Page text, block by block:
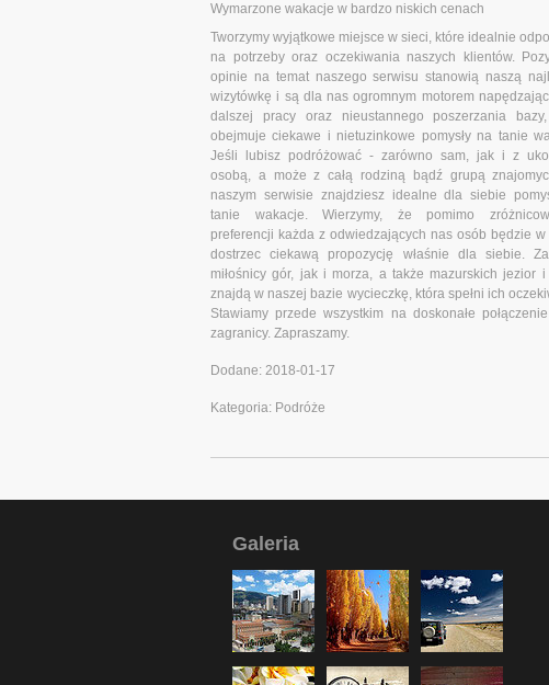
Wymarzone wakacje w bardzo niskich cenach
Tworzymy wyjątkowe miejsce w sieci, które idealnie
na potrzeby oraz oczekiwania naszych klientów.
opinie na temat naszego serwisu stanowią naszą
wizytówkę i są dla nas ogromnym motorem
dalszej pracy oraz nieustannego poszerzania
obejmuje ciekawe i nietuzinkowe pomysły na tanie
Jeśli lubisz podróżować - zarówno sam, jak i z
osobą, a może z całą rodziną bądź grupą
naszym serwisie znajdziesz idealne dla siebie
tanie wakacje. Wierzymy, że pomimo
preferencji każda z odwiedzających nas osób będzie w
dostrzec ciekawą propozycję właśnie dla siebie.
miłośnicy gór, jak i morza, a także mazurskich jezior
znajdą w naszej bazie wycieczkę, która spełni ich
Stawiamy przede wszystkim na doskonałe
zagranicy. Zapraszamy.
Dodane: 2018-01-17
Kategoria: Podróże
Galeria